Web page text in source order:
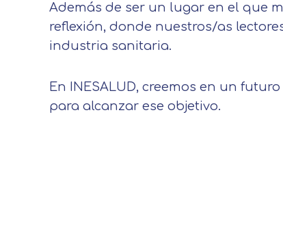
Además de ser un lugar en el que
reflexión, donde nuestros/as
industria sanitaria.
En INESALUD, creemos en un
para alcanzar ese objetivo.